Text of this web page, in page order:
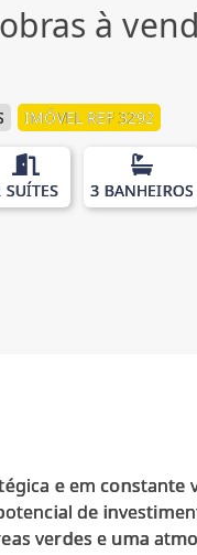
à
IMÓVEL REF 3292
SUÍTES 3 BANHEIROS
e em
de
verdes e uma